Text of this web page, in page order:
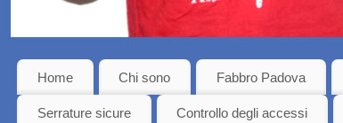
Home Chi sono Fabbro Padova
Serrature sicure Controllo degli accessi